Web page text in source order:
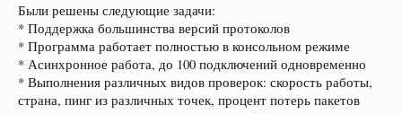
Были решены следующие задачи:
* Поддержка большинства версий протоколов
* Программа работает полностью в консольном режиме
* Асинхронное работа, до 100 подключений одновременно
* Выполнения различных видов проверок: скорость работы,
страна, пинг из различных точек, процент потерь пакетов